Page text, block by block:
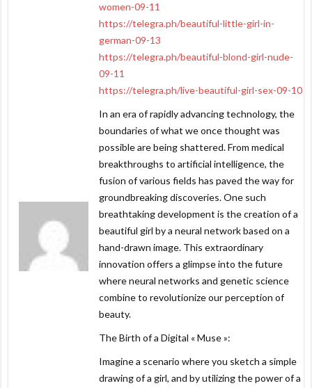
women-09-11
https://telegra.ph/beautiful-little-girl-in-
german-09-13
https://telegra.ph/beautiful-blond-girl-nude-
09-11
https://telegra.ph/live-beautiful-girl-sex-09-10
In an era of rapidly advancing technology, the
boundaries of what we once thought was
possible are being shattered. From medical
breakthroughs to artificial intelligence, the
fusion of various fields has paved the way for
groundbreaking discoveries. One such
breathtaking development is the creation of a
beautiful girl by a neural network based on a
hand-drawn image. This extraordinary
innovation offers a glimpse into the future
where neural networks and genetic science
combine to revolutionize our perception of
beauty.
The Birth of a Digital « Muse »:
Imagine a scenario where you sketch a simple
drawing of a girl, and by utilizing the power of a